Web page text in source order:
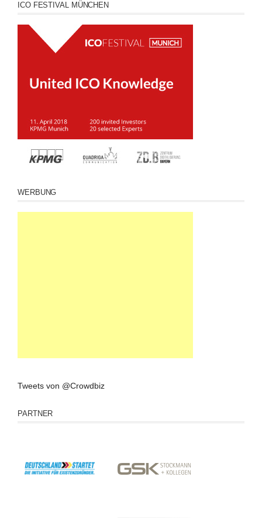
ICO FESTIVAL MÜNCHEN
WERBUNG
Tweets von @Crowdbiz
PARTNER